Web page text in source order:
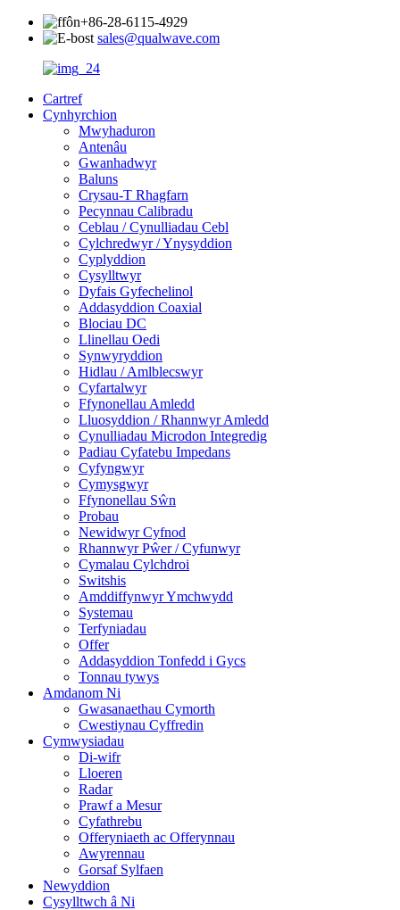
+86-28-6115-4929
sales@qualwave.com
Cartref
Cynhyrchion
Mwyhaduron
Antenâu
Gwanhadwyr
Baluns
Crysau-T Rhagfarn
Pecynnau Calibradu
Ceblau / Cynulliadau Cebl
Cylchredwyr / Ynysyddion
Cyplyddion
Cysylltwyr
Dyfais Gyfechelinol
Addasyddion Coaxial
Blociau DC
Llinellau Oedi
Synwyryddion
Hidlau / Amlblecswyr
Cyfartalwyr
Ffynonellau Amledd
Lluosyddion / Rhannwyr Amledd
Cynulliadau Microdon Integredig
Padiau Cyfatebu Impedans
Cyfyngwyr
Cymysgwyr
Ffynonellau Sŵn
Probau
Newidwyr Cyfnod
Rhannwyr Pŵer / Cyfunwyr
Cymalau Cylchdroi
Switshis
Amddiffynwyr Ymchwydd
Systemau
Terfyniadau
Offer
Addasyddion Tonfedd i Gycs
Tonnau tywys
Amdanom Ni
Gwasanaethau Cymorth
Cwestiynau Cyffredin
Cymwysiadau
Di-wifr
Lloeren
Radar
Prawf a Mesur
Cyfathrebu
Offeryniaeth ac Offerynnau
Awyrennau
Gorsaf Sylfaen
Newyddion
Cysylltwch â Ni